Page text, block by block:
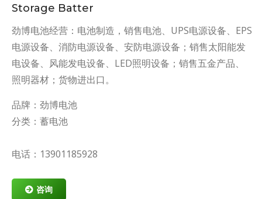
Storage Batter
劲博电池经营：电池制造，销售电池、UPS电源设备、EPS
电源设备、消防电源设备、安防电源设备；销售太阳能发
电设备、风能发电设备、LED照明设备；销售五金产品、
照明器材；货物进出口。
品牌：劲博电池
分类：蓄电池
电话：13901185928
咨询